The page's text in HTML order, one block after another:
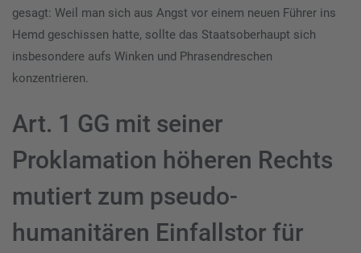
gesagt: Weil man sich aus Angst vor einem neuen Führer ins
Hemd geschissen hatte, sollte das Staatsoberhaupt sich
insbesondere aufs Winken und Phrasendreschen
konzentrieren.
Art. 1 GG mit seiner
Proklamation höheren Rechts
mutiert zum pseudo-
humanitären Einfallstor für